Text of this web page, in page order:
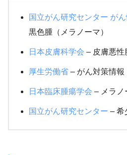
国立がん研究センター が
黒色腫（メラノーマ）
日本皮膚科学会 – 皮膚悪性
厚生労働省 – がん対策情報
日本臨床腫瘍学会 – メラノ
国立がん研究センター – 希